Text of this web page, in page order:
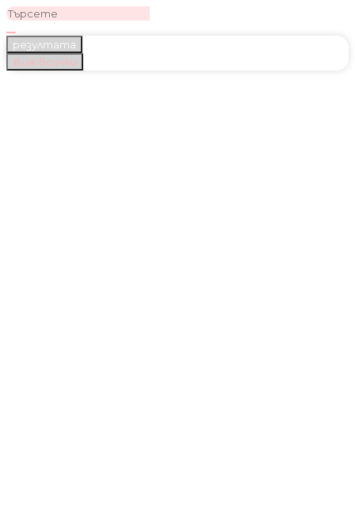
резултата
Виж всички